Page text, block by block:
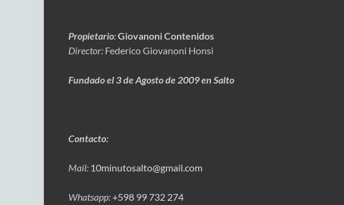
Propietario:Giovanoni Contenidos
Director: Federico Giovanoni Honsi
Fundado el 3 de Agosto de 2009 en Salto
Contacto:
Mail: 10minutosalto@gmail.com
Whatsapp:+598 99 732 274